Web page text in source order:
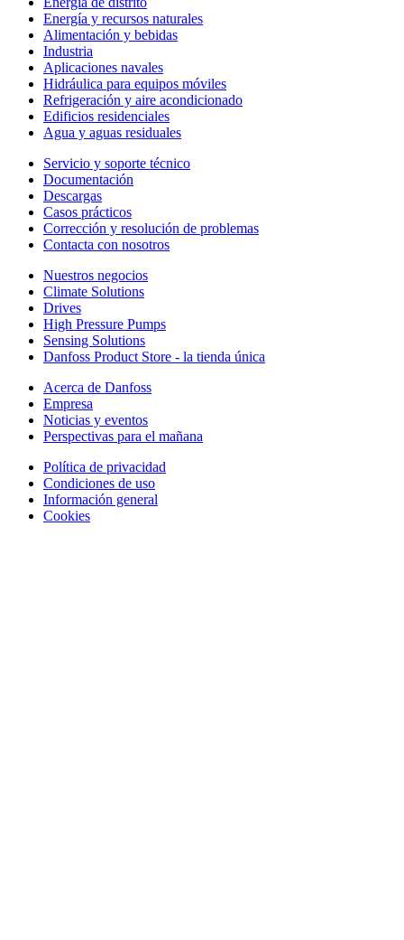
Energía y recursos naturales
Alimentación y bebidas
Industria
Aplicaciones navales
Hidráulica para equipos móviles
Refrigeración y aire acondicionado
Edificios residenciales
Agua y aguas residuales
Servicio y soporte técnico
Documentación
Descargas
Casos prácticos
Corrección y resolución de problemas
Contacta con nosotros
Nuestros negocios
Climate Solutions
Drives
High Pressure Pumps
Sensing Solutions
Danfoss Product Store - la tienda única
Acerca de Danfoss
Empresa
Noticias y eventos
Perspectivas para el mañana
Política de privacidad
Condiciones de uso
Información general
Cookies